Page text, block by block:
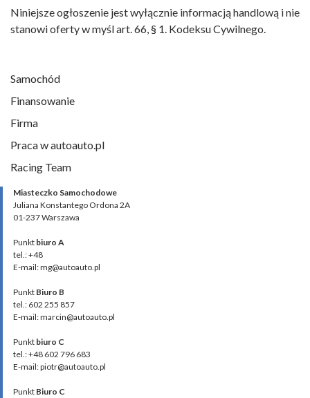
Niniejsze ogłoszenie jest wyłącznie informacją handlową i nie
stanowi oferty w myśl art. 66, § 1. Kodeksu Cywilnego.
Samochód
Finansowanie
Firma
Praca w autoauto.pl
Racing Team
Miasteczko Samochodowe
Juliana Konstantego Ordona 2A
01-237 Warszawa
Punkt biuro A
tel.: +48
E-mail: mg@autoauto.pl
Punkt Biuro B
tel.: 602 255 857
E-mail: marcin@autoauto.pl
Punkt biuro C
tel.: +48 602 796 683
E-mail: piotr@autoauto.pl
Punkt Biuro C